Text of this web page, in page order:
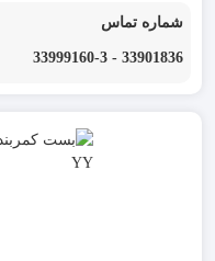
کمربندی سفید یا بی رنگ و بست
شماره تماس
33901836 - 33999160-3